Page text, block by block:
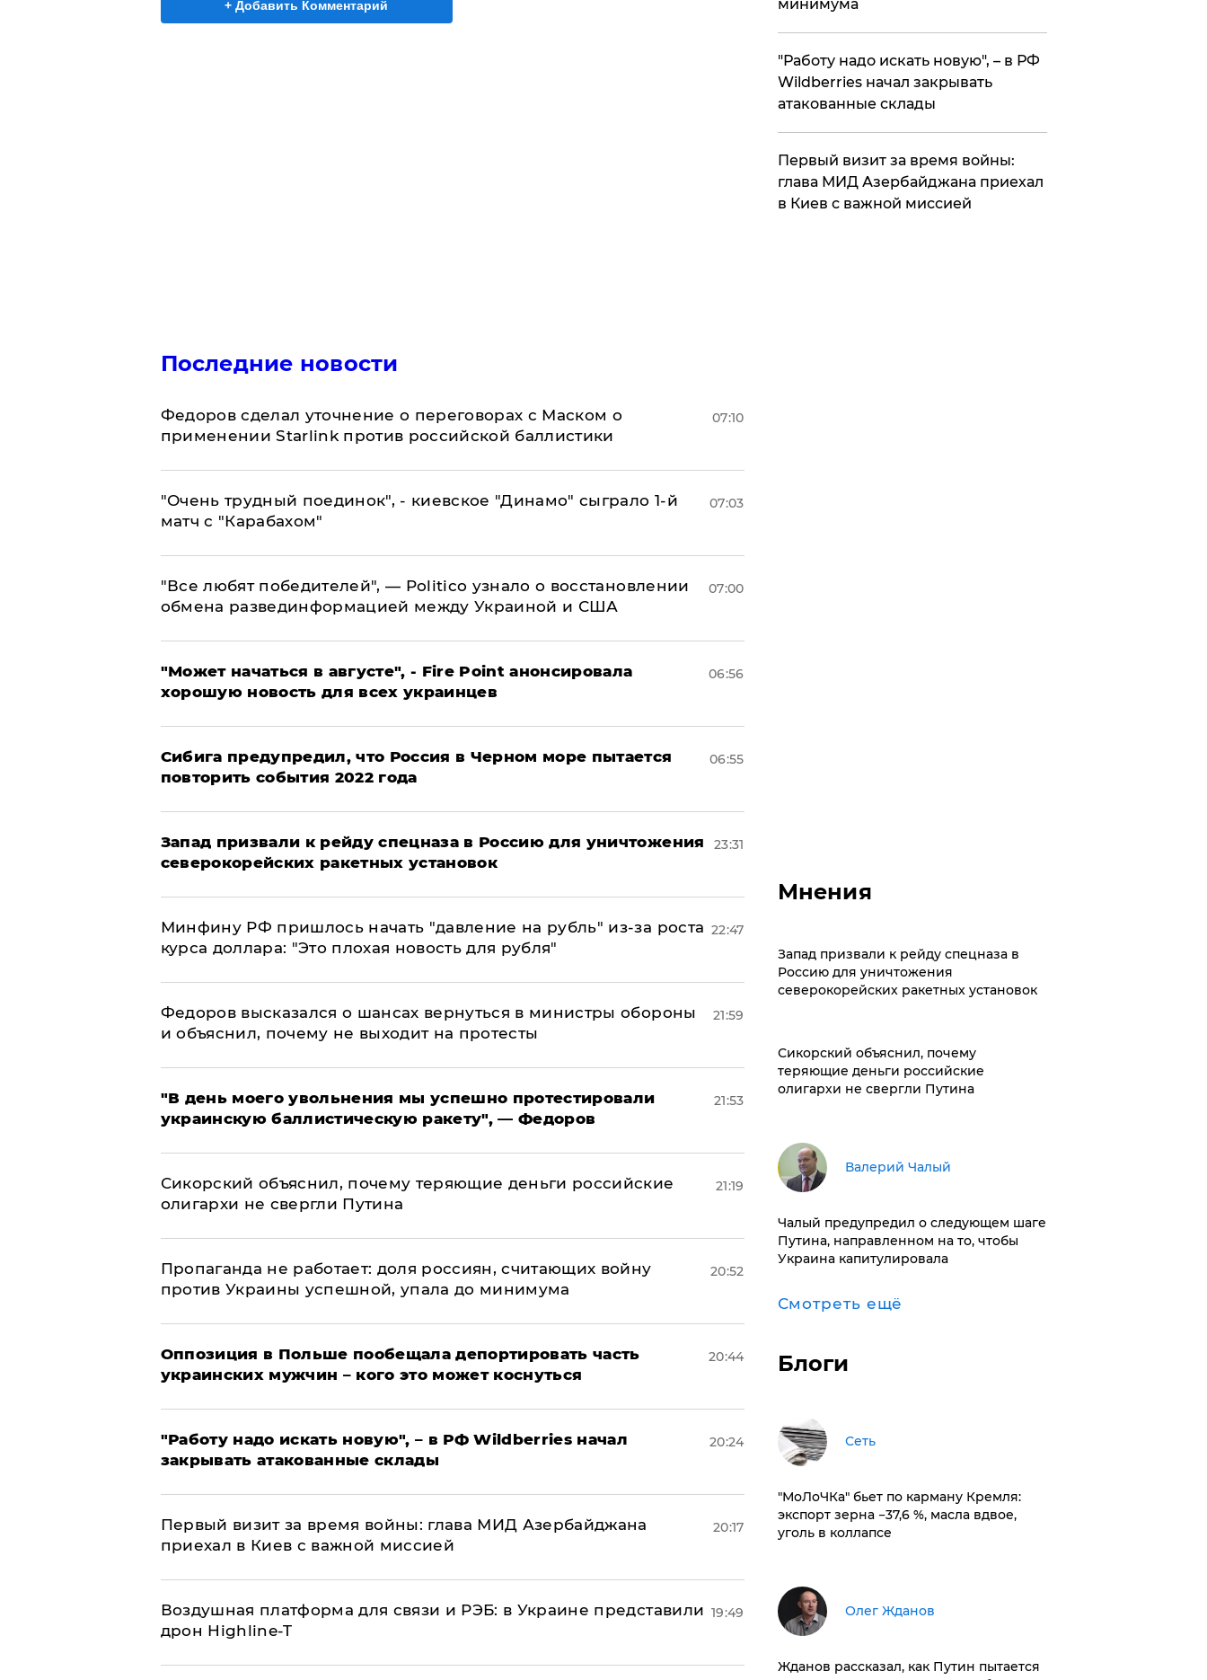
+ Добавить Комментарий
Последние новости
Федоров сделал уточнение о переговорах с Маском о
применении Starlink против российской баллистики
07:10
"Очень трудный поединок", - киевское "Динамо" сыграло 1-й
матч с "Карабахом"
07:03
​"Все любят победителей", — Politico узнало о восстановлении
обмена развединформацией между Украиной и США
07:00
"Может начаться в августе", - Fire Point анонсировала
хорошую новость для всех украинцев
06:56
Сибига предупредил, что Россия в Черном море пытается
повторить события 2022 года
06:55
Запад призвали к рейду спецназа в Россию для уничтожения
северокорейских ракетных установок
23:31
Минфину РФ пришлось начать "давление на рубль" из-за роста
курса доллара: "Это плохая новость для рубля"
22:47
Федоров высказался о шансах вернуться в министры обороны
и объяснил, почему не выходит на протесты
21:59
​"В день моего увольнения мы успешно протестировали
украинскую баллистическую ракету", — Федоров
21:53
Сикорский объяснил, почему теряющие деньги российские
олигархи не свергли Путина
21:19
​Пропаганда не работает: доля россиян, считающих войну
против Украины успешной, упала до минимума
20:52
Оппозиция в Польше пообещала депортировать часть
украинских мужчин – кого это может коснуться
20:44
"Работу надо искать новую", – в РФ Wildberries начал
закрывать атакованные склады
20:24
Первый визит за время войны: глава МИД Азербайджана
приехал в Киев с важной миссией
20:17
Воздушная платформа для связи и РЭБ: в Украине представили
дрон Highline-T
19:49
минимума
"Работу надо искать новую", – в РФ
Wildberries начал закрывать
атакованные склады
Первый визит за время войны:
глава МИД Азербайджана приехал
в Киев с важной миссией
Мнения
Запад призвали к рейду спецназа в
Россию для уничтожения
северокорейских ракетных установок
Сикорский объяснил, почему
теряющие деньги российские
олигархи не свергли Путина
Валерий Чалый
Чалый предупредил о следующем шаге
Путина, направленном на то, чтобы
Украина капитулировала
Смотреть ещё
Блоги
Сеть
​"МоЛоЧКа" бьет по карману Кремля:
экспорт зерна −37,6 %, масла вдвое,
уголь в коллапсе
Олег Жданов
Жданов рассказал, как Путин пытается